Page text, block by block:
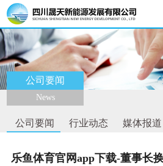
公司要闻
News
公司要闻 行业动态 媒体报道
乐鱼体育官网app下载-董事长